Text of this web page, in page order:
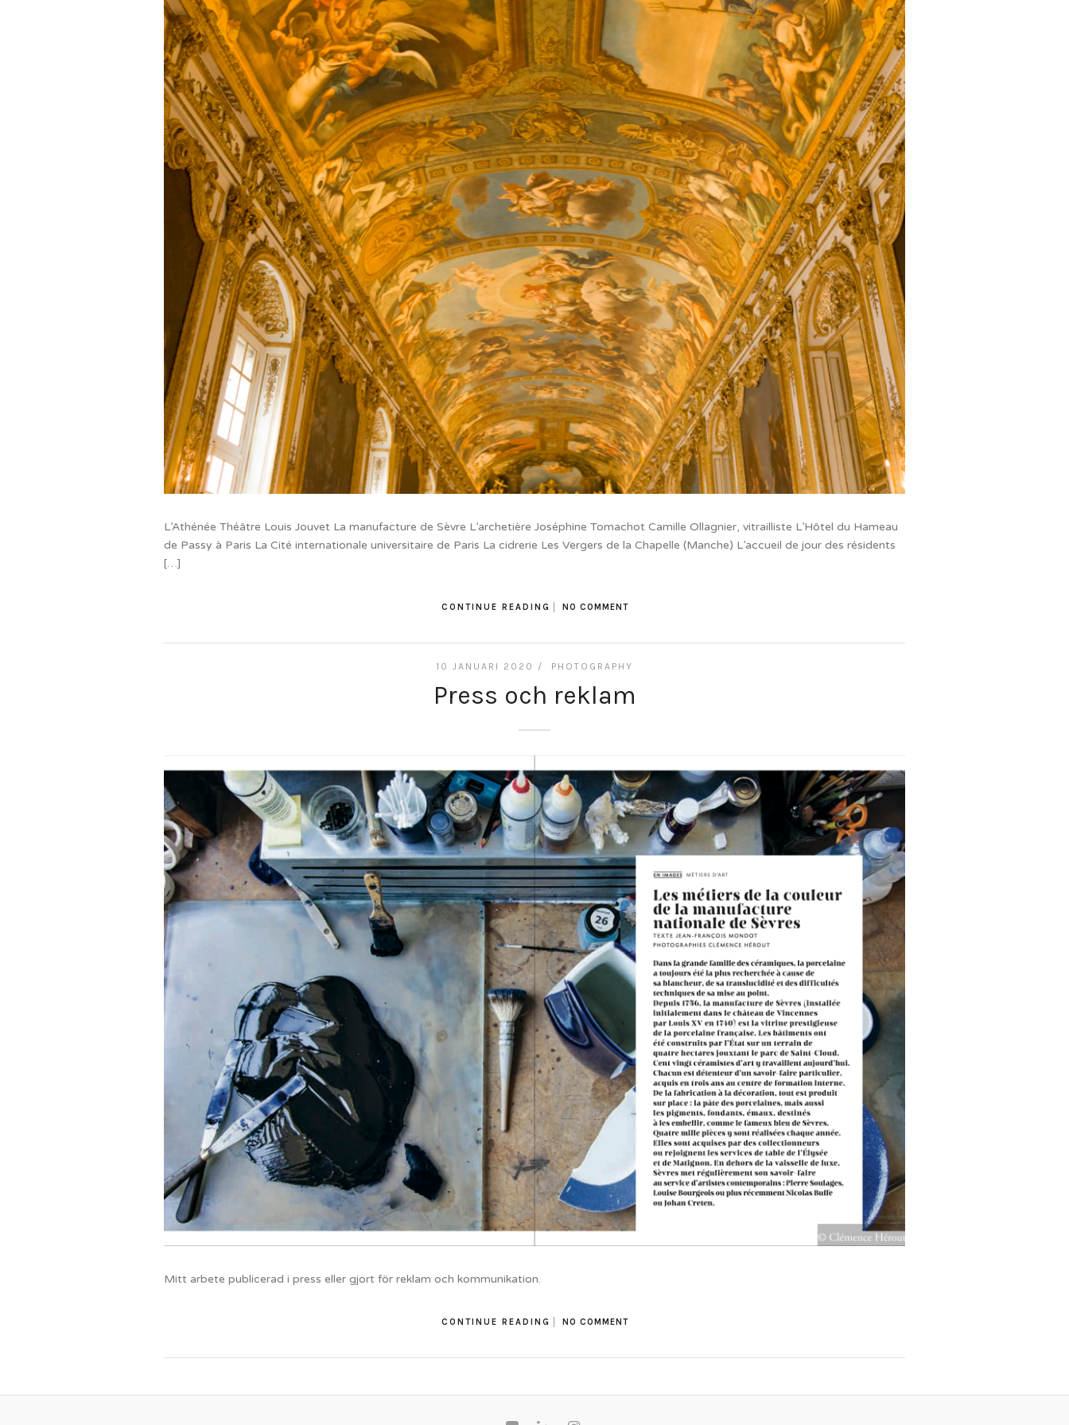
L’Athénée Théâtre Louis Jouvet La manufacture de Sèvre L’archetière Joséphine Tomachot Camille Ollagnier, vitrailliste L’Hôtel du Hameau
de Passy à Paris La Cité internationale universitaire de Paris La cidrerie Les Vergers de la Chapelle (Manche) L’accueil de jour des résidents
[…]
CONTINUE READING NO COMMENT
10 JANUARI 2020 / PHOTOGRAPHY
Press och reklam
Mitt arbete publicerad i press eller gjort för reklam och kommunikation.
CONTINUE READING NO COMMENT